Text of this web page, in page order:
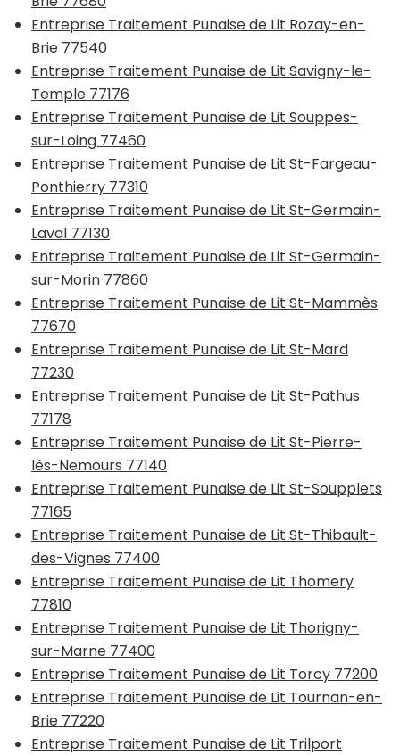
Entreprise Traitement Punaise de Lit Rozay-en-
Brie 77540
Entreprise Traitement Punaise de Lit Savigny-le-
Temple 77176
Entreprise Traitement Punaise de Lit Souppes-
sur-Loing 77460
Entreprise Traitement Punaise de Lit St-Fargeau-
Ponthierry 77310
Entreprise Traitement Punaise de Lit St-Germain-
Laval 77130
Entreprise Traitement Punaise de Lit St-Germain-
sur-Morin 77860
Entreprise Traitement Punaise de Lit St-Mammès
77670
Entreprise Traitement Punaise de Lit St-Mard
77230
Entreprise Traitement Punaise de Lit St-Pathus
77178
Entreprise Traitement Punaise de Lit St-Pierre-
lès-Nemours 77140
Entreprise Traitement Punaise de Lit St-Soupplets
77165
Entreprise Traitement Punaise de Lit St-Thibault-
des-Vignes 77400
Entreprise Traitement Punaise de Lit Thomery
77810
Entreprise Traitement Punaise de Lit Thorigny-
sur-Marne 77400
Entreprise Traitement Punaise de Lit Torcy 77200
Entreprise Traitement Punaise de Lit Tournan-en-
Brie 77220
Entreprise Traitement Punaise de Lit Trilport